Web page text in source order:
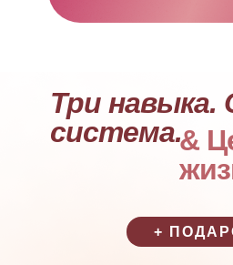
Три навыка.
система.&
+